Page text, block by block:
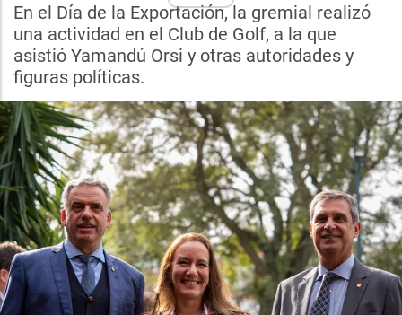
En el Día de la Exportación, la gremial realizó
una actividad en el Club de Golf, a la que
asistió Yamandú Orsi y otras autoridades y
figuras políticas.